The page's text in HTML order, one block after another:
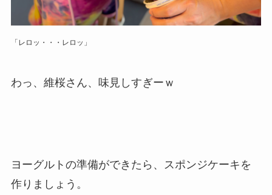
「レロッ・・・レロッ」
わっ、維桜さん、味見しすぎーｗ
ヨーグルトの準備ができたら、スポンジケーキを
作りましょう。